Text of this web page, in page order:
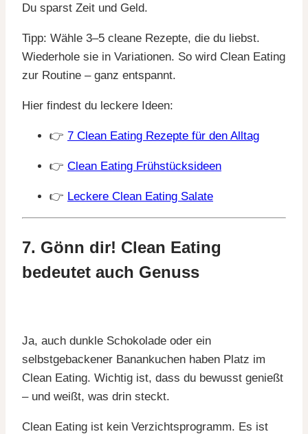
Du sparst Zeit und Geld.
Tipp: Wähle 3–5 cleane Rezepte, die du liebst.
Wiederhole sie in Variationen. So wird Clean Eating
zur Routine – ganz entspannt.
Hier findest du leckere Ideen:
👉 7 Clean Eating Rezepte für den Alltag
👉 Clean Eating Frühstücksideen
👉 Leckere Clean Eating Salate
7. Gönn dir! Clean Eating
bedeutet auch Genuss
Ja, auch dunkle Schokolade oder ein
selbstgebackener Banankuchen haben Platz im
Clean Eating. Wichtig ist, dass du bewusst genießt
– und weißt, was drin steckt.
Clean Eating ist kein Verzichtsprogramm. Es ist